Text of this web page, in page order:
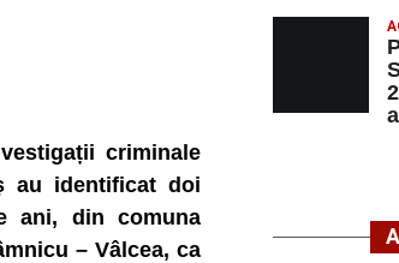
criminale
au identificat doi
ani, din comuna
– Vâlcea, ca